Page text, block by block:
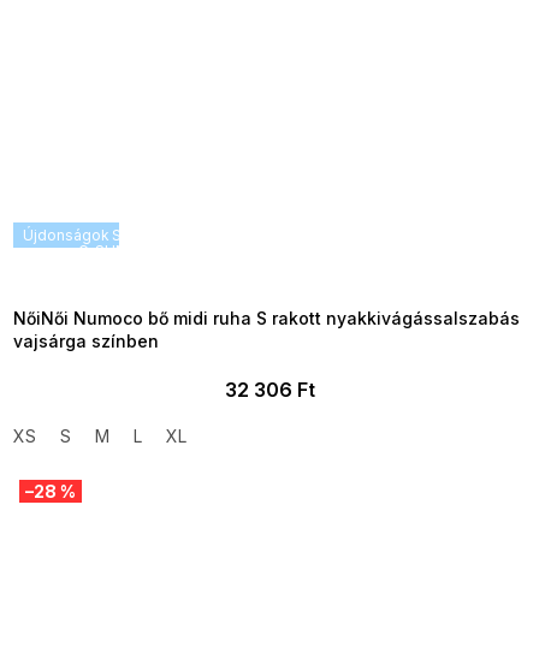
Újdonságok SUMMER SALE -35% ?
G_SUMMER35:35:HUF:P:f!2026-
NőiNői Numoco bő midi ruha S rakott nyakkivágássalszabás
vajsárga színben
32 306 Ft
XS S M L XL
–28 %